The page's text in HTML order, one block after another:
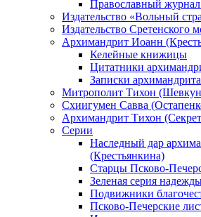
Православный журнал
Издательство «Вольный
Издательство Сретенского
Архимандрит Иоанн
Келейные книжицы
Цитатники
Записки
Митрополит Тихон
Схиигумен Савва
Архимандрит Тихон
Серии
Наследный дар
(Крестьянкина)
Старцы Псково-
Зеленая серия
Подвижники
Псково-Печерские